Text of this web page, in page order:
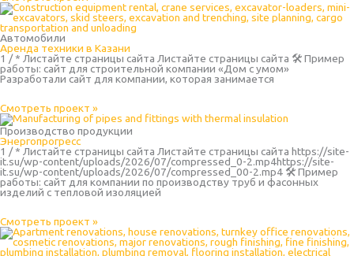
Автомобили
Аренда техники в Казани
1 / * Листайте страницы сайта Листайте страницы сайта 🛠 Пример
работы: сайт для строительной компании «Дом с умом»
Разработали сайт для компании, которая занимается
Смотреть проект »
Производство продукции
Энергопрогресс
1 / * Листайте страницы сайта Листайте страницы сайта https://site-
it.su/wp-content/uploads/2026/07/compressed_0-2.mp4https://site-
it.su/wp-content/uploads/2026/07/compressed_00-2.mp4 🛠 Пример
работы: сайт для компании по производству труб и фасонных
изделий с тепловой изоляцией
Смотреть проект »